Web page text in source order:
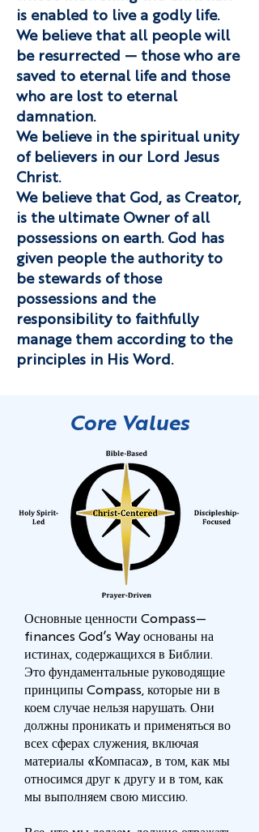
is enabled to live a godly life.
We believe that all people will
be resurrected — those who are
saved to eternal life and those
who are lost to eternal
damnation.
We believe in the spiritual unity
of believers in our Lord Jesus
Christ.
We believe that God, as Creator,
is the ultimate Owner of all
possessions on earth. God has
given people the authority to
be stewards of those
possessions and the
responsibility to faithfully
manage them according to the
principles in His Word.
Core Values
Основные ценности Compass—
finances God’s Way основаны на
истинах, содержащихся в Библии.
Это фундаментальные руководящие
принципы Compass, которые ни в
коем случае нельзя нарушать. Они
должны проникать и применяться во
всех сферах служения, включая
материалы «Компаса», в том, как мы
относимся друг к другу и в том, как
мы выполняем свою миссию.